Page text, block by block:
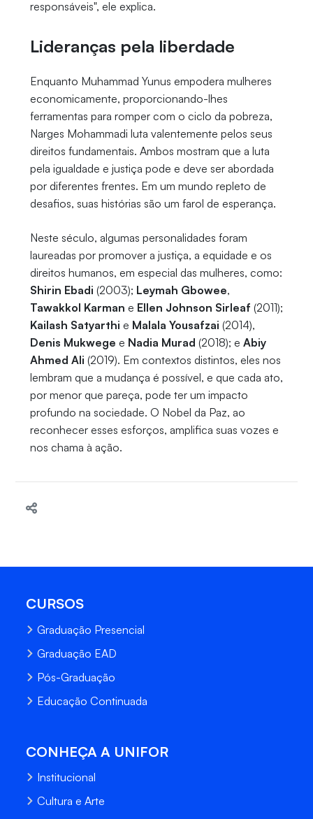
responsáveis", ele explica.
Lideranças pela liberdade
Enquanto Muhammad Yunus empodera mulheres
economicamente, proporcionando-lhes
ferramentas para romper com o ciclo da pobreza,
Narges Mohammadi luta valentemente pelos seus
direitos fundamentais. Ambos mostram que a luta
pela igualdade e justiça pode e deve ser abordada
por diferentes frentes. Em um mundo repleto de
desafios, suas histórias são um farol de esperança.
Neste século, algumas personalidades foram
laureadas por promover a justiça, a equidade e os
direitos humanos, em especial das mulheres, como:
Shirin Ebadi (2003); Leymah Gbowee,
Tawakkol Karman e Ellen Johnson Sirleaf (2011);
Kailash Satyarthi e Malala Yousafzai (2014),
Denis Mukwege e Nadia Murad (2018); e Abiy
Ahmed Ali (2019). Em contextos distintos, eles nos
lembram que a mudança é possível, e que cada ato,
por menor que pareça, pode ter um impacto
profundo na sociedade. O Nobel da Paz, ao
reconhecer esses esforços, amplifica suas vozes e
nos chama à ação.
CURSOS
Graduação Presencial
Graduação EAD
Pós-Graduação
Educação Continuada
CONHEÇA A UNIFOR
Institucional
Cultura e Arte